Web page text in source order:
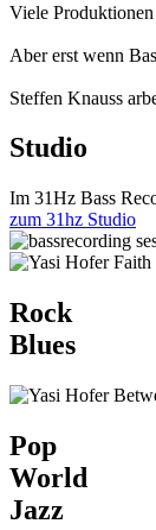
Viele Produktionen
Aber erst wenn
Steffen Knauss
Studio
Im 31Hz Bass
zum 31hz Studio
Rock
Blues
Pop
World
Jazz